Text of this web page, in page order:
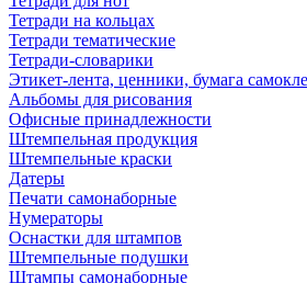
Тетради на кольцах
Тетради тематические
Тетради-словарики
Этикет-лента, ценники, бумага
Альбомы для рисования
Офисные принадлежности
Штемпельная продукция
Штемпельные краски
Датеры
Печати самонаборные
Нумераторы
Оснастки для штампов
Штемпельные подушки
Штампы самонаборные